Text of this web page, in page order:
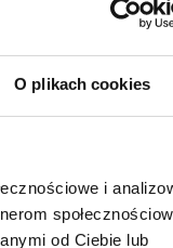
O plikach cookies
i
od Ciebie lub
o